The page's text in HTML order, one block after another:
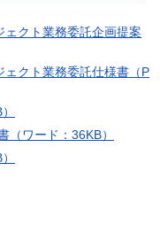
クト業務委託企画提案
クト業務委託仕様書（P
（ワード：36KB）